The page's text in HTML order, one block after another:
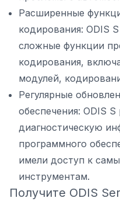
Расширенные
кодирования: ODIS
сложные функции
кодирования,
модулей,
Регулярные
обеспечения: ODIS S
диагностическую
программного
имели доступ к
инструментам.
Получите ODIS